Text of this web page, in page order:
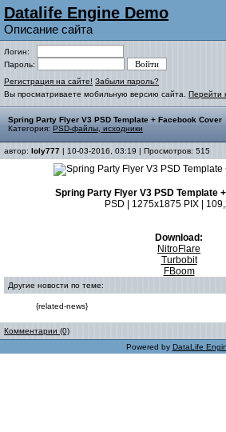
Datalife Engine Demo
Описание сайта
Логин:
Пароль:
Регистрация на сайте! Забыли пароль?
Вы просматриваете мобильную версию сайта. Перейти
Spring Party Flyer V3 PSD Template + Facebook Cover
Категория: PSD-файлы, исходники
автор: loly777 | 10-03-2016, 03:19 | Просмотров: 515
Spring Party Flyer V3 PSD Template
PSD | 1275x1875 PIX |
Download:
NitroFlare
Turbobit
FBoom
Другие новости по теме:
{related-news}
Комментарии (0)
Powered by DataLife